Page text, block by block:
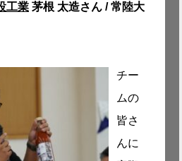
工業 茅根 太造さん / 常陸大
チー
ムの
皆さ
んに